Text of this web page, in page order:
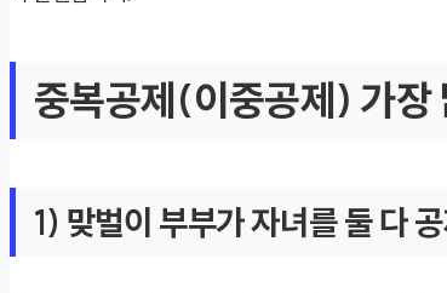
중복공제(이중공제) 가장
1) 맞벌이 부부가 자녀를 둘 다